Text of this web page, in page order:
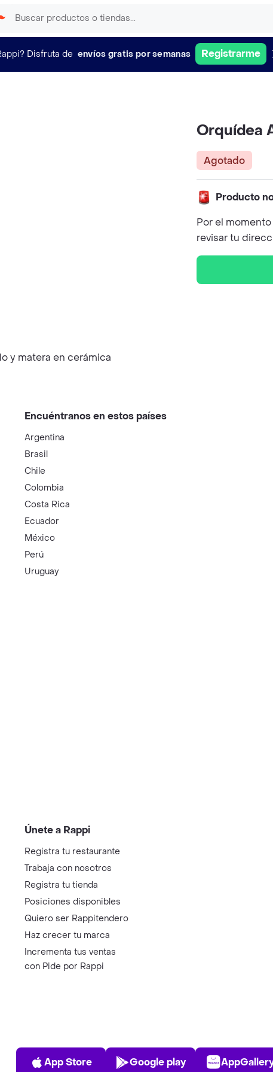
Disfruta de envíos gratis por semanas Registrarme
Orquídea
Agotado
Producto
Por el
revisar tu
y matera en cerámica
Encuéntranos en estos países
Argentina
Brasil
Chile
Colombia
Costa Rica
Ecuador
México
Perú
Uruguay
Únete a Rappi
Registra tu restaurante
Trabaja con nosotros
Registra tu tienda
Posiciones disponibles
Quiero ser Rappitendero
Haz crecer tu marca
Incrementa tus ventas
con Pide por Rappi
App Store
App Store
Play Store
Google play